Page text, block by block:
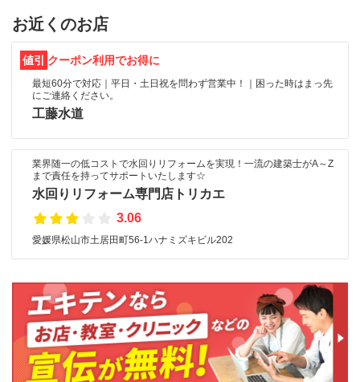
お近くのお店
値引 クーポン利用でお得に
最短60分で対応｜平日・土日祝を問わず営業中！｜困った時はまっ先
にご連絡ください。
工藤水道
業界随一の低コストで水回りリフォームを実現！一流の建築士がA～Z
まで責任を持ってサポートいたします☆
水回りリフォーム専門店トリカエ
3.06
愛媛県松山市土居田町56-1ハナミズキビル202